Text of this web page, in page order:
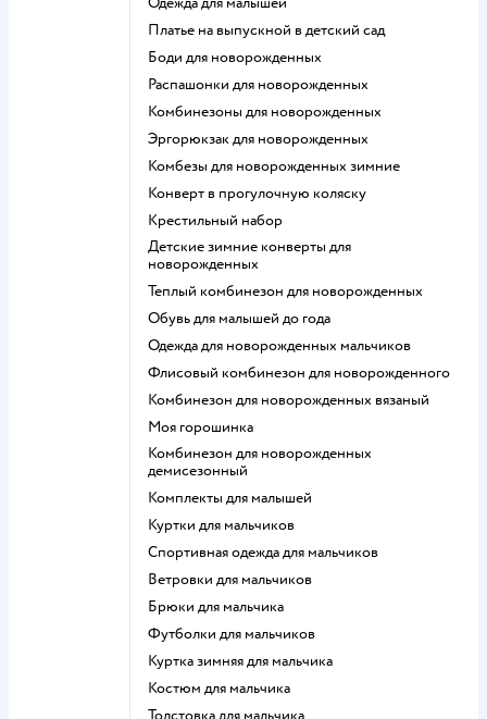
Платье на выпускной в детский сад
Боди для новорожденных
Распашонки для новорожденных
Комбинезоны для новорожденных
Эргорюкзак для новорожденных
Комбезы для новорожденных зимние
Конверт в прогулочную коляску
Крестильный набор
Детские зимние конверты для
новорожденных
Теплый комбинезон для новорожденных
Обувь для малышей до года
Одежда для новорожденных мальчиков
Флисовый комбинезон для новорожденного
Комбинезон для новорожденных вязаный
Моя горошинка
Комбинезон для новорожденных
демисезонный
Комплекты для малышей
Куртки для мальчиков
Спортивная одежда для мальчиков
Ветровки для мальчиков
Брюки для мальчика
Футболки для мальчиков
Куртка зимняя для мальчика
Костюм для мальчика
Толстовка для мальчика